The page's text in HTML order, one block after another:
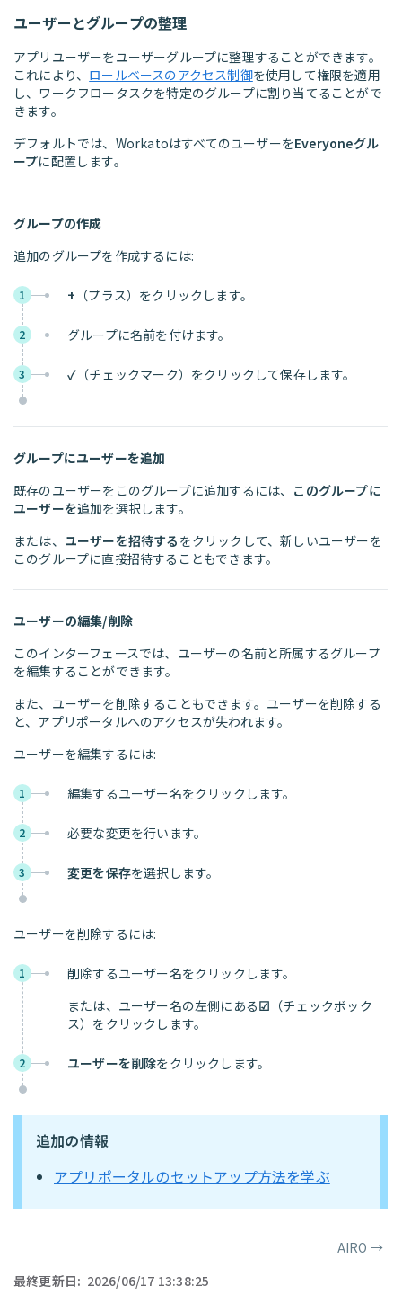
ユーザーとグループの整理
アプリユーザーをユーザーグループに整理することができます。
これにより、 ロールベースのアクセス制御を使用して権限を適用
し、ワークフロータスクを特定のグループに割り当てることがで
きます。
デフォルトでは、WorkatoはすべてのユーザーをEveryoneグル
ープに配置します。
グループの作成
追加のグループを作成するには:
1 + （プラス）をクリックします。
2 グループに名前を付けます。
3 ✓ （チェックマーク）をクリックして保存します。
グループにユーザーを追加
既存のユーザーをこのグループに追加するには、 このグループに
ユーザーを追加を選択します。
または、 ユーザーを招待する をクリックして、新しいユーザーを
このグループに直接招待することもできます。
ユーザーの編集/削除
このインターフェースでは、ユーザーの名前と所属するグループ
を編集することができます。
また、ユーザーを削除することもできます。ユーザーを削除する
と、アプリポータルへのアクセスが失われます。
ユーザーを編集するには:
1 編集するユーザー名をクリックします。
2 必要な変更を行います。
3 変更を保存を選択します。
ユーザーを削除するには:
1
削除するユーザー名をクリックします。
または、ユーザー名の左側にある☑ （チェックボック
ス）をクリックします。
2 ユーザーを削除をクリックします。
追加の情報
アプリポータルのセットアップ方法を学ぶ
AIRO →
最終更新日: 2026/06/17 13:38:25